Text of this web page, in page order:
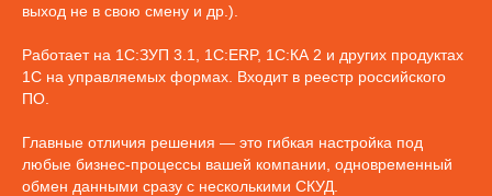
выход не в свою смену и др.).
Работает на 1С:ЗУП 3.1, 1C:ERP, 1С:КА 2 и других продуктах
1С на управляемых формах. Входит в реестр российского
ПО.
Главные отличия решения — это гибкая настройка под
любые бизнес-процессы вашей компании, одновременный
обмен данными сразу с несколькими СКУД.